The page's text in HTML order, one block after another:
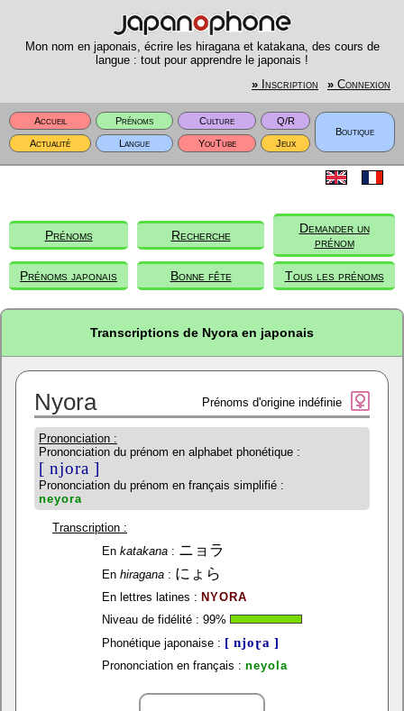
Mon nom en japonais, écrire les hiragana et katakana, des cours de
langue : tout pour apprendre le japonais !
» Inscription » Connexion
Accueil Prénoms Culture
Q/R
Boutique
Actualité
Langue YouTube Jeux
Prénoms Recherche
Demander un
prénom
Prénoms japonais Bonne fête Tous les prénoms
Transcriptions de Nyora en japonais
Nyora Prénoms d'origine indéfinie
Prononciation :
Prononciation du prénom en alphabet phonétique :
[ njora ]
Prononciation du prénom en français simplifié :
neyora
Transcription :
En katakana : ニョラ
En hiragana : にょら
En lettres latines : NYORA
Niveau de fidélité : 99%
Phonétique japonaise : [ njoɽa ]
Prononciation en français : neyola